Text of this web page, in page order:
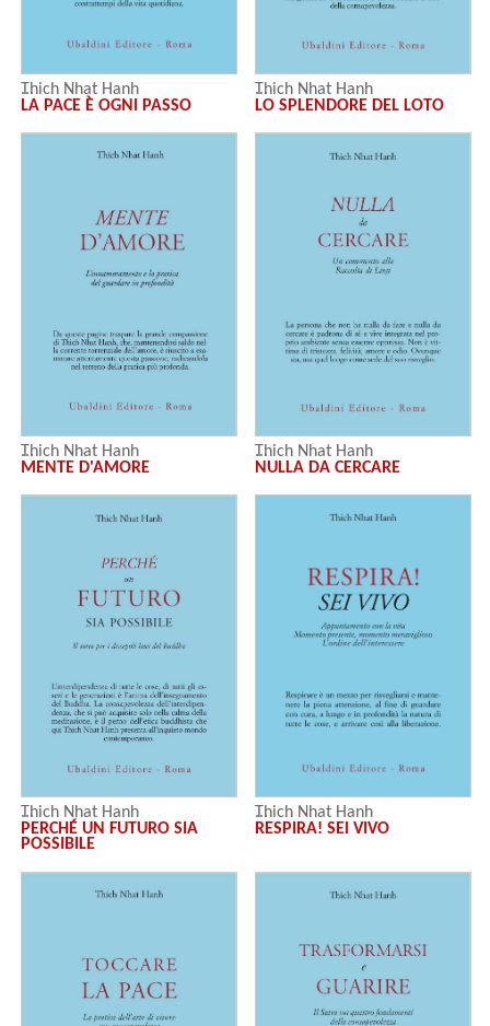
Thich Nhat Hanh
LA PACE È OGNI PASSO
Thich Nhat Hanh
LO SPLENDORE DEL LOTO
Thich Nhat Hanh
MENTE D'AMORE
Thich Nhat Hanh
NULLA DA CERCARE
Thich Nhat Hanh
PERCHÉ UN FUTURO SIA
POSSIBILE
Thich Nhat Hanh
RESPIRA! SEI VIVO